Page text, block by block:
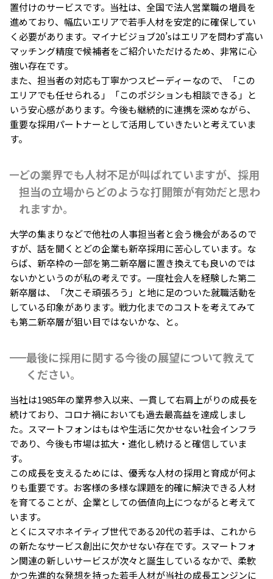
置付けのサービスです。当社は、全国で法人営業職の増員を
進めており、幅広いエリアで若手人材を安定的に確保してい
く必要があります。マイナビジョブ20’sはエリアを問わず高い
マッチング精度で候補者をご紹介いただけるため、非常に心
強い存在です。
また、担当者の対応も丁寧かつスピーディーなので、「この
エリアでも任せられる」「このポジションも相談できる」と
いう安心感があります。今後も継続的に連携を深めながら、
重要な採用パートナーとして活用していきたいと考えていま
す。
どの業界でも人材不足が叫ばれていますが、採用
担当の立場からどのような打開策が有効だと思わ
れますか。
大学の集まりなどで他社の人事担当者と会う機会があるので
すが、話を聞くとどの企業も新卒採用に苦心しています。な
らば、新卒枠の一部を第二新卒層に置き換えても良いのでは
ないかというのが私の考えです。一度社会人を経験した第二
新卒層は、「次こそ頑張ろう」と地に足のついた就職活動を
している印象があります。戦力化までのコストを考えてみて
も第二新卒層が狙い目ではないかな、と。
最後に採用に関する今後の展望について教えて
ください。
当社は1985年の業界参入以来、一貫して右肩上がりの成長を
続けており、コロナ禍においても過去最高益を達成しまし
た。スマートフォンはもはや生活に欠かせない社会インフラ
であり、今後も市場は拡大・進化し続けると確信していま
す。
この成長を支えるためには、優秀な人材の採用と育成が何よ
りも重要です。お客様の多様な課題を的確に解決できる人材
を育てることが、企業としての価値向上につながると考えて
います。
とくにスマホネイティブ世代である20代の若手は、これから
の新たなサービス創出に欠かせない存在です。スマートフォ
ン関連の新しいサービスが次々と誕生しているなかで、柔軟
かつ先進的な発想を持った若手人材が当社の成長エンジンに